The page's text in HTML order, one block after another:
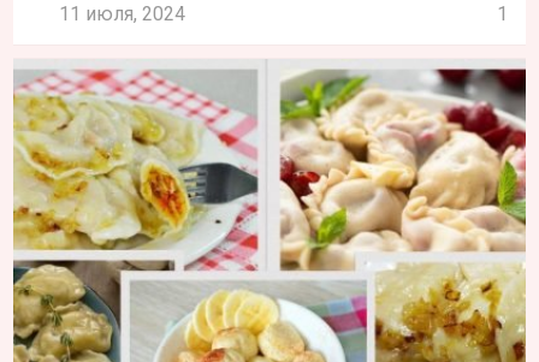
11 июля, 2024 1